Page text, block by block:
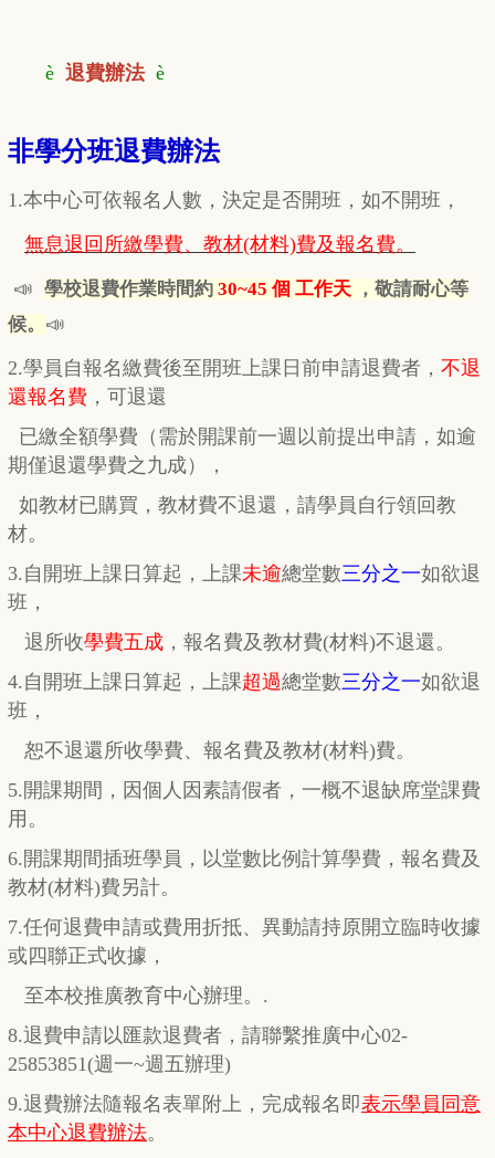
è 退費辦法 è
非學分班退費辦法
1.本中心可依報名人數，決定是否開班，如不開班，
無息退回所繳學費、教材(材料)費及報名費。
📣 學校退費作業時間約 30~45 個 工作天 ，敬請耐心等
候。 📣
2.學員自報名繳費後至開班上課日前申請退費者， 不退
還報名費 ， 可退還
已繳全額學費 （需於開課前一週以前提出申請，如逾
期僅退還學費之九成），
如教材已購買，教材費不退還， 請學員自行領回教
材。
3.自開班上課日算起，上課未逾總堂數三分之一如欲退
班，
退所收學費五成 ， 報名費及教材費(材料)不退還。
4.自開班上課日算起，上課超過總堂數三分之一如欲退
班，
恕不退還所收學費、報名費及教材(材料)費。
5.開課期間，因個人因素請假者，一概不退缺席堂課費
用。
6.開課期間插班學員，以堂數比例計算學費，報名費及
教材(材料)費另計。
7.任何退費申請或費用折抵、異動請持原開立臨時收據
或四聯正式收據，
至本校推廣教育中心辦理。.
8.退費申請以匯款退費者，請聯繫推廣中心02-
25853851(週一~週五辦理)
9.退費辦法隨報名表單附上，完成報名即表示學員同意
本中心退費辦法。